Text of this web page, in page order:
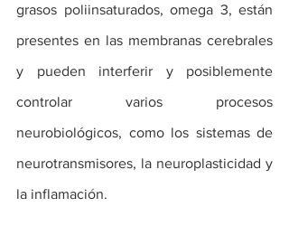
grasos poliinsaturados, omega 3, están
presentes en las membranas cerebrales
y pueden interferir y posiblemente
controlar varios procesos
neurobiológicos, como los sistemas de
neurotransmisores, la neuroplasticidad y
la inflamación.